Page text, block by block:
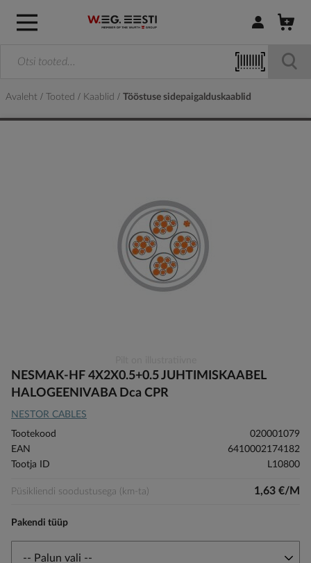
Logi sisse /
Avaleht Tooted Kaablid Tööstuse sidepaigalduskaablid
to
the
of
the
images
NESMAK-HF 4X2X0.5+0.5 JUHTIMISKAABEL
HALOGEENIVABA Dca CPR
NESTOR CABLES
Tootekood
020001079
EAN
6410002174182
Tootja ID
L10800
Püsikliendi soodustusega (km-ta) 1,63 €/M
Pakendi tüüp